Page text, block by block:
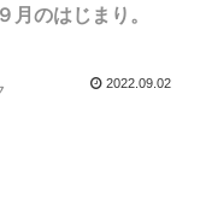
月のはじまり。
2022.09.02